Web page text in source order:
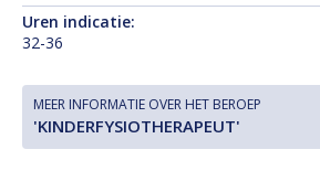
Uren indicatie:
32-36
MEER INFORMATIE OVER HET BEROEP
'KINDERFYSIOTHERAPEUT'